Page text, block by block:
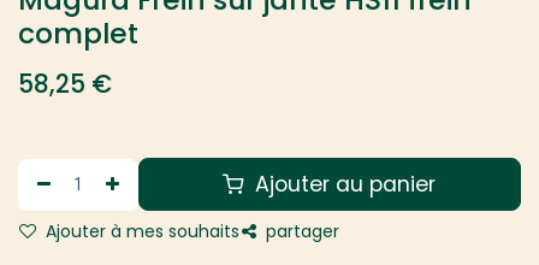
complet
58,25 €
Ajouter au panier
Ajouter à mes souhaits partager